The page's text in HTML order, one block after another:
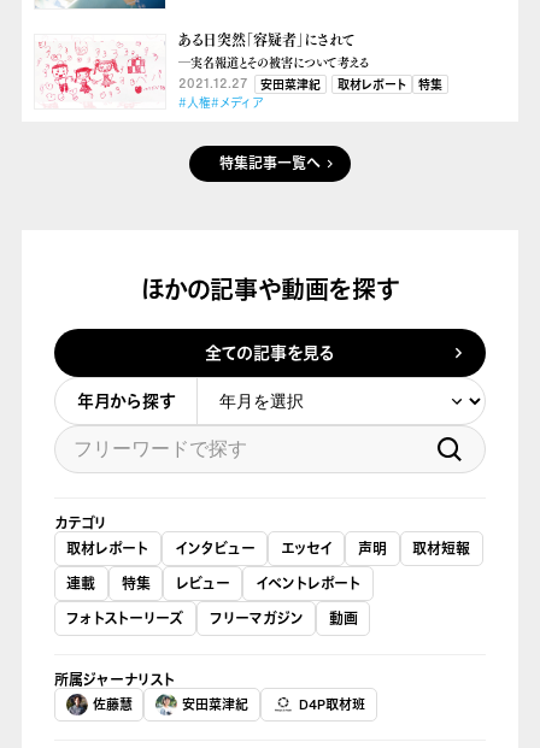
ある日突然「容疑者」にされて
―実名報道とその被害について考える
2021.12.27 安田菜津紀 取材レポート
特集
#人権#メディア
特集記事一覧へ
ほかの記事や動画を探す
全ての記事を見る
年月から探す
カテゴリ
取材レポート
インタビュー エッセイ 声明
取材短報
連載
特集 レビュー
イベントレポート
フォトストーリーズ
フリーマガジン 動画
所属ジャーナリスト
佐藤慧 安田菜津紀 D4P取材班